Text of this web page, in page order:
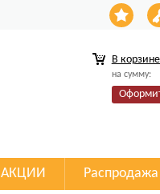
В корзине
на сумму:
АКЦИИ Распродажа